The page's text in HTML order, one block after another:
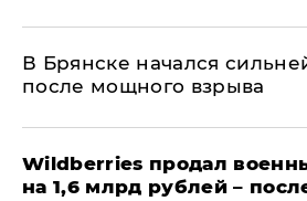
В Брянске начался
после мощного взрыва
​Wildberries продал
на 1,6 млрд рублей –